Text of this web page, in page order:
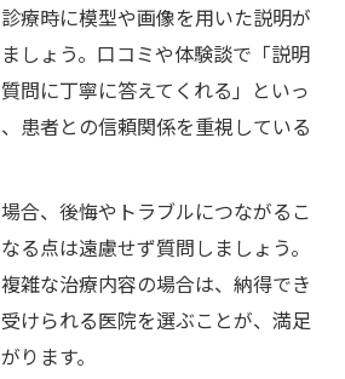
療時に模型や画像を用いた説明が
しょう。口コミや体験談で「説明
問に丁寧に答えてくれる」といっ
患者との信頼関係を重視している
合、後悔やトラブルにつながるこ
る点は遠慮せず質問しましょう。
雑な治療内容の場合は、納得でき
けられる医院を選ぶことが、満足
ります。